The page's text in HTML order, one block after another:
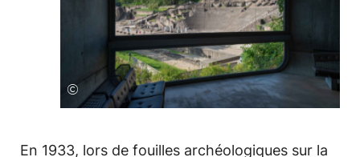
©
En 1933, lors de fouilles archéologiques sur la